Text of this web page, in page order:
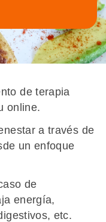
de terapia
online.
a través de
un enfoque
de
energía,
etc.